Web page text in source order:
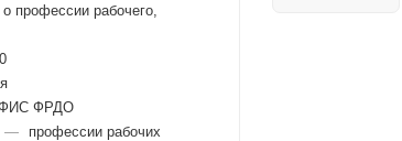
профессии рабочего,
ФРДО
—
профессии рабочих